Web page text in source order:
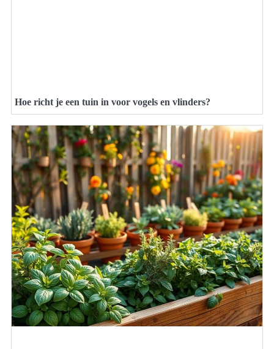
Hoe richt je een tuin in voor vogels en vlinders?